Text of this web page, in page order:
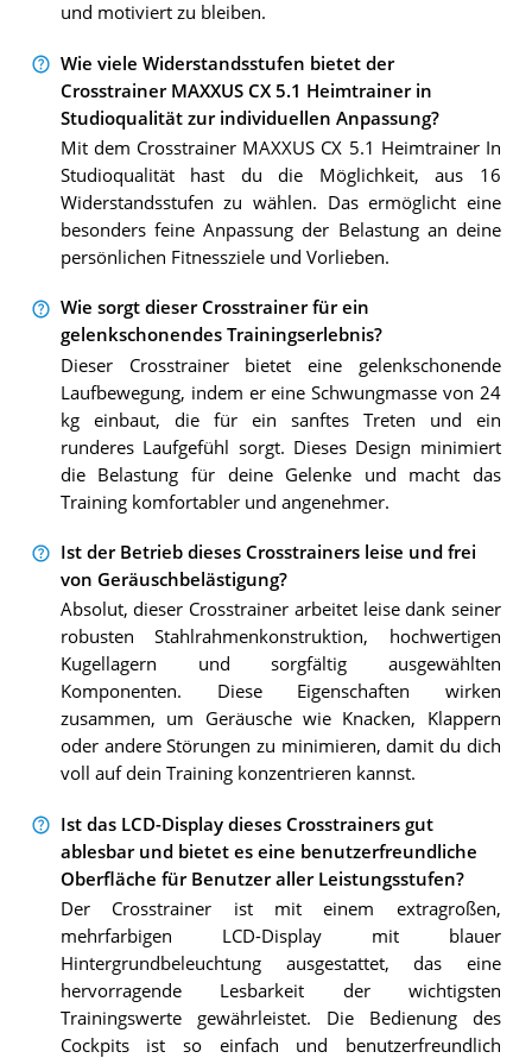
und motiviert zu bleiben.
Wie viele Widerstandsstufen bietet der
Crosstrainer MAXXUS CX 5.1 Heimtrainer in
Studioqualität zur individuellen Anpassung?
Mit dem Crosstrainer MAXXUS CX 5.1 Heimtrainer In
Studioqualität hast du die Möglichkeit, aus 16
Widerstandsstufen zu wählen. Das ermöglicht eine
besonders feine Anpassung der Belastung an deine
persönlichen Fitnessziele und Vorlieben.
Wie sorgt dieser Crosstrainer für ein
gelenkschonendes Trainingserlebnis?
Dieser Crosstrainer bietet eine gelenkschonende
Laufbewegung, indem er eine Schwungmasse von 24
kg einbaut, die für ein sanftes Treten und ein
runderes Laufgefühl sorgt. Dieses Design minimiert
die Belastung für deine Gelenke und macht das
Training komfortabler und angenehmer.
Ist der Betrieb dieses Crosstrainers leise und frei
von Geräuschbelästigung?
Absolut, dieser Crosstrainer arbeitet leise dank seiner
robusten Stahlrahmenkonstruktion, hochwertigen
Kugellagern und sorgfältig ausgewählten
Komponenten. Diese Eigenschaften wirken
zusammen, um Geräusche wie Knacken, Klappern
oder andere Störungen zu minimieren, damit du dich
voll auf dein Training konzentrieren kannst.
Ist das LCD-Display dieses Crosstrainers gut
ablesbar und bietet es eine benutzerfreundliche
Oberfläche für Benutzer aller Leistungsstufen?
Der Crosstrainer ist mit einem extragroßen,
mehrfarbigen LCD-Display mit blauer
Hintergrundbeleuchtung ausgestattet, das eine
hervorragende Lesbarkeit der wichtigsten
Trainingswerte gewährleistet. Die Bedienung des
Cockpits ist so einfach und benutzerfreundlich